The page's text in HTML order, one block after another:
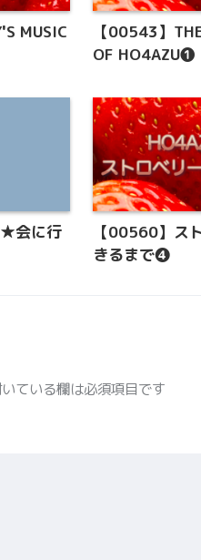
MUSIC
【00543】
OF HO4AZU❶
会に行
【00560】ス
きるまで❹
ている欄は必須項目です